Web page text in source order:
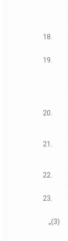
18.
19.
20.
21.
22.
23.
„(3)